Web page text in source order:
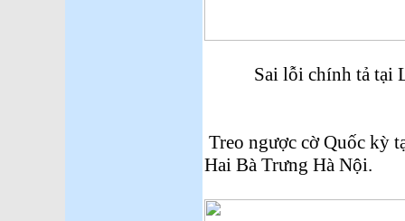
Sai lỗi chính tả tại
Treo ngược cờ Quốc kỳ
Hai Bà Trưng Hà Nội.